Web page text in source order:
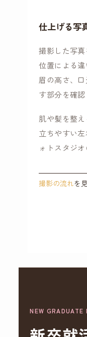
仕上げる写
撮影した写
位置による
眉の高さ、
す部分を確認
肌や髪を整
立ちやすい
ォトスタジ
撮影の流れを
NEW GRADUATE